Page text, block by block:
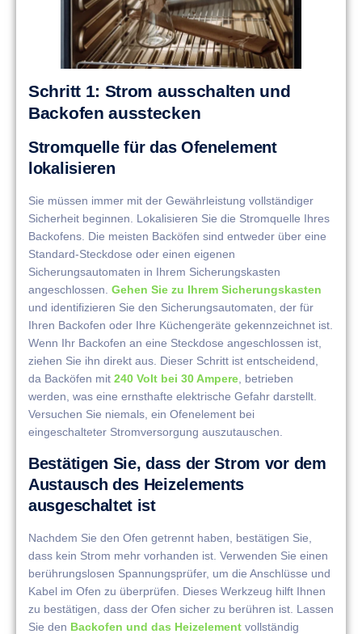
Schritt 1: Strom ausschalten und
Backofen ausstecken
Stromquelle für das Ofenelement
lokalisieren
Sie müssen immer mit der Gewährleistung vollständiger
Sicherheit beginnen. Lokalisieren Sie die Stromquelle Ihres
Backofens. Die meisten Backöfen sind entweder über eine
Standard-Steckdose oder einen eigenen
Sicherungsautomaten in Ihrem Sicherungskasten
angeschlossen. Gehen Sie zu Ihrem Sicherungskasten
und identifizieren Sie den Sicherungsautomaten, der für
Ihren Backofen oder Ihre Küchengeräte gekennzeichnet ist.
Wenn Ihr Backofen an eine Steckdose angeschlossen ist,
ziehen Sie ihn direkt aus. Dieser Schritt ist entscheidend,
da Backöfen mit 240 Volt bei 30 Ampere , betrieben
werden, was eine ernsthafte elektrische Gefahr darstellt.
Versuchen Sie niemals, ein Ofenelement bei
eingeschalteter Stromversorgung auszutauschen.
Bestätigen Sie, dass der Strom vor dem
Austausch des Heizelements
ausgeschaltet ist
Nachdem Sie den Ofen getrennt haben, bestätigen Sie,
dass kein Strom mehr vorhanden ist. Verwenden Sie einen
berührungslosen Spannungsprüfer, um die Anschlüsse und
Kabel im Ofen zu überprüfen. Dieses Werkzeug hilft Ihnen
zu bestätigen, dass der Ofen sicher zu berühren ist. Lassen
Sie den Backofen und das Heizelement vollständig